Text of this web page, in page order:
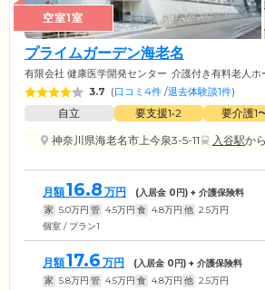
空室1室
プライムガーデン海老名
有限会社 健康医学開発センター 介護付き有料老人ホ
3.7 (口コミ4件 /退去体験談1件)
自立 要支援1•2 要介護1
神奈川県海老名市上今泉3-5-11
入谷駅か
月額16.8 万円 (入居金 0 円) + 介護保険料
家 5.0万円 管 4.5万円 食 4.8万円 他 2.5万円
個室 / プラン1
月額17.6 万円 (入居金 0 円) + 介護保険料
家 5.8万円 管 4.5万円 食 4.8万円 他 2.5万円